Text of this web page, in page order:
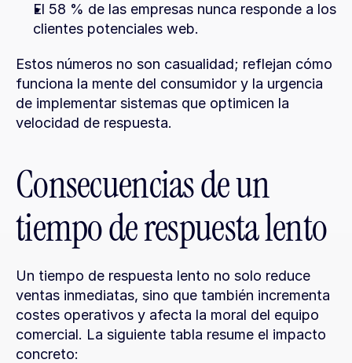
El 58 % de las empresas nunca responde a los
clientes potenciales web.
Estos números no son casualidad; reflejan cómo
funciona la mente del consumidor y la urgencia
de implementar sistemas que optimicen la
velocidad de respuesta.
Consecuencias de un
tiempo de respuesta lento
Un tiempo de respuesta lento no solo reduce
ventas inmediatas, sino que también incrementa
costes operativos y afecta la moral del equipo
comercial. La siguiente tabla resume el impacto
concreto: